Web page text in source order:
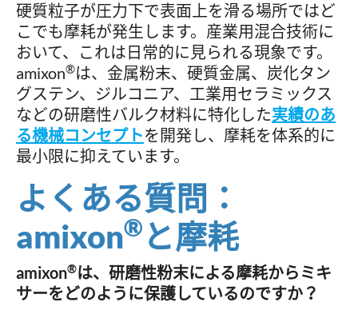
硬質粒子が圧力下で表面上を滑る場所ではど
こでも摩耗が発生します。産業用混合技術に
おいて、これは日常的に見られる現象です。
amixon®は、金属粉末、硬質金属、炭化タン
グステン、ジルコニア、工業用セラミックス
などの研磨性バルク材料に特化した実績のあ
る機械コンセプトを開発し、摩耗を体系的に
最小限に抑えています。
よくある質問：
amixon® と摩耗
amixon®は、研磨性粉末による摩耗からミキ
サーをどのように保護しているのですか？